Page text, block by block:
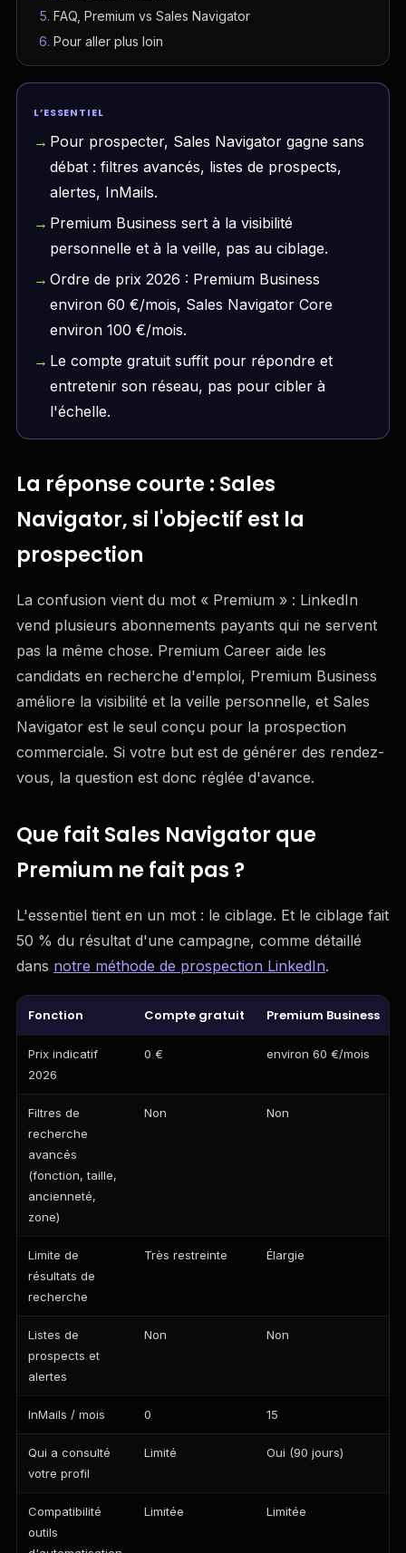
FAQ, Premium vs Sales Navigator
Pour aller plus loin
L’ESSENTIEL
Pour prospecter, Sales Navigator gagne sans
débat : filtres avancés, listes de prospects,
alertes, InMails.
Premium Business sert à la visibilité
personnelle et à la veille, pas au ciblage.
Ordre de prix 2026 : Premium Business
environ 60 €/mois, Sales Navigator Core
environ 100 €/mois.
Le compte gratuit suffit pour répondre et
entretenir son réseau, pas pour cibler à
l'échelle.
La réponse courte : Sales
Navigator, si l'objectif est la
prospection
La confusion vient du mot « Premium » : LinkedIn
vend plusieurs abonnements payants qui ne servent
pas la même chose. Premium Career aide les
candidats en recherche d'emploi, Premium Business
améliore la visibilité et la veille personnelle, et Sales
Navigator est le seul conçu pour la prospection
commerciale. Si votre but est de générer des rendez-
vous, la question est donc réglée d'avance.
Que fait Sales Navigator que
Premium ne fait pas ?
L'essentiel tient en un mot : le ciblage. Et le ciblage fait
50 % du résultat d'une campagne, comme détaillé
dans notre méthode de prospection LinkedIn.
Fonction Compte gratuit Premium Business
Prix indicatif
2026
0 € environ 60 €/mois
Filtres de
recherche
avancés
(fonction, taille,
ancienneté,
zone)
Non Non
Limite de
résultats de
recherche
Très restreinte Élargie
Listes de
prospects et
alertes
Non Non
InMails / mois 0 15
Qui a consulté
votre profil
Limité Oui (90 jours)
Compatibilité
outils
Limitée Limitée